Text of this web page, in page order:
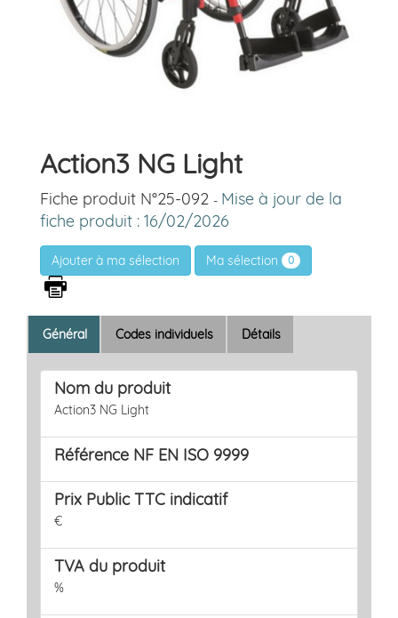
Action3 NG Light
Fiche produit N°25-092 - Mise à jour de la
fiche produit : 16/02/2026
Ma sélection 0
Général Codes individuels Détails
Nom du produit
Action3 NG Light
Référence NF EN ISO 9999
Prix Public TTC indicatif
€
TVA du produit
%